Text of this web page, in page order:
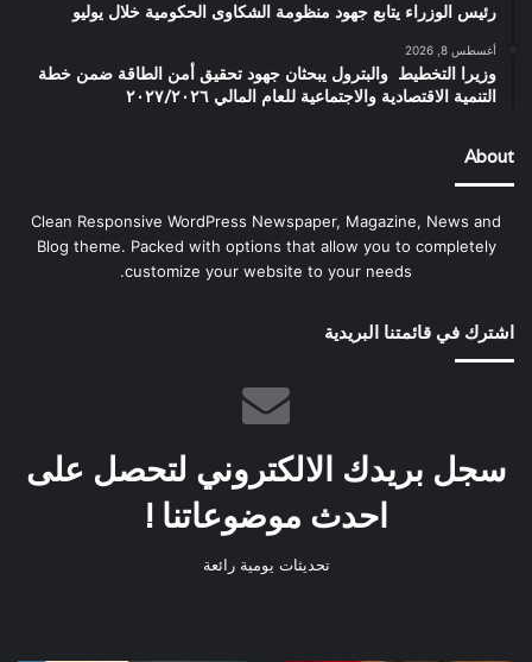
رئيس الوزراء يتابع جهود منظومة الشكاوى الحكومية خلال يوليو
أغسطس 8, 2026
وزيرا التخطيط والبترول يبحثان جهود تحقيق أمن الطاقة ضمن خطة
التنمية الاقتصادية والاجتماعية للعام المالي ٢٠٢٧/٢٠٢٦
About
Clean Responsive WordPress Newspaper, Magazine, News and
Blog theme. Packed with options that allow you to completely
customize your website to your needs.
اشترك في قائمتنا البريدية
سجل بريدك الالكتروني لتحصل على
احدث موضوعاتنا !
تحديثات يومية رائعة